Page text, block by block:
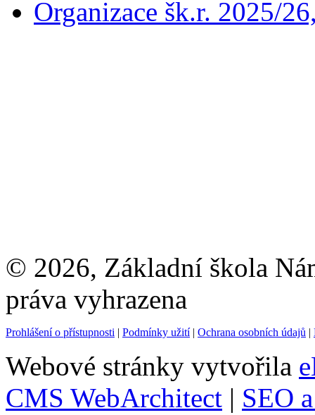
Organizace šk.r. 2025/
© 2026, Základní škola
práva vyhrazena
Prohlášení o přístupnosti | Podmínky užití| Ochrana osobních údajů |
Webové stránky vytvořila
CMS WebArchitect | SEO